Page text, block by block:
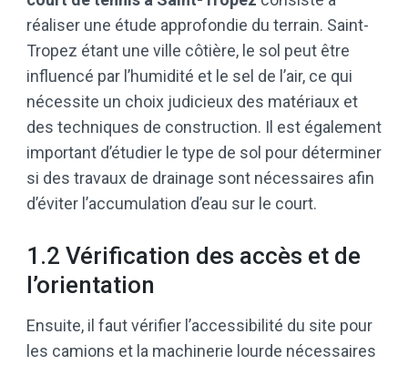
réaliser une étude approfondie du terrain. Saint-
Tropez étant une ville côtière, le sol peut être
influencé par l’humidité et le sel de l’air, ce qui
nécessite un choix judicieux des matériaux et
des techniques de construction. Il est également
important d’étudier le type de sol pour déterminer
si des travaux de drainage sont nécessaires afin
d’éviter l’accumulation d’eau sur le court.
1.2 Vérification des accès et de
l’orientation
Ensuite, il faut vérifier l’accessibilité du site pour
les camions et la machinerie lourde nécessaires